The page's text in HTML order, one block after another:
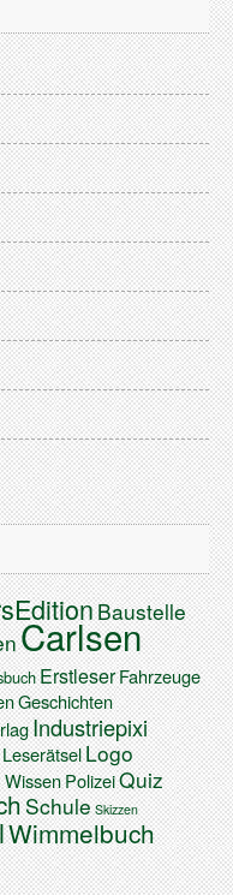
Baustelle
Carlsen
ErstleserFahrzeuge
Geschichten
Industriepixi
LeserätselLogo
WissenPolizeiQuiz
Schule Skizzen
Wimmelbuch